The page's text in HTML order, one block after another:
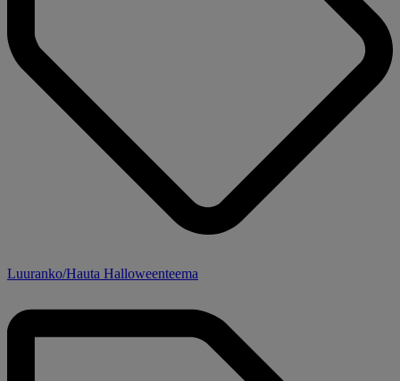
Luuranko/Hauta Halloweenteema